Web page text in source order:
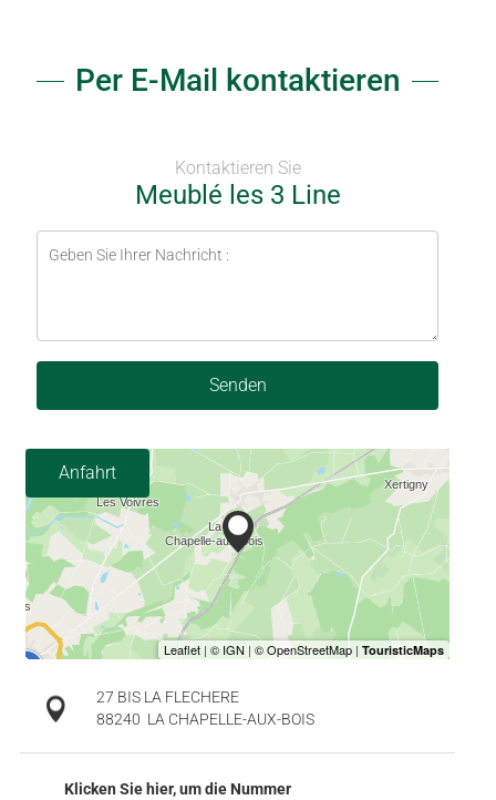
Per E-Mail kontaktieren
Kontaktieren Sie
Meublé les 3 Line
Senden
Anfahrt
27 BIS LA FLECHERE
88240 LA CHAPELLE-AUX-BOIS
Klicken Sie hier, um die Nummer